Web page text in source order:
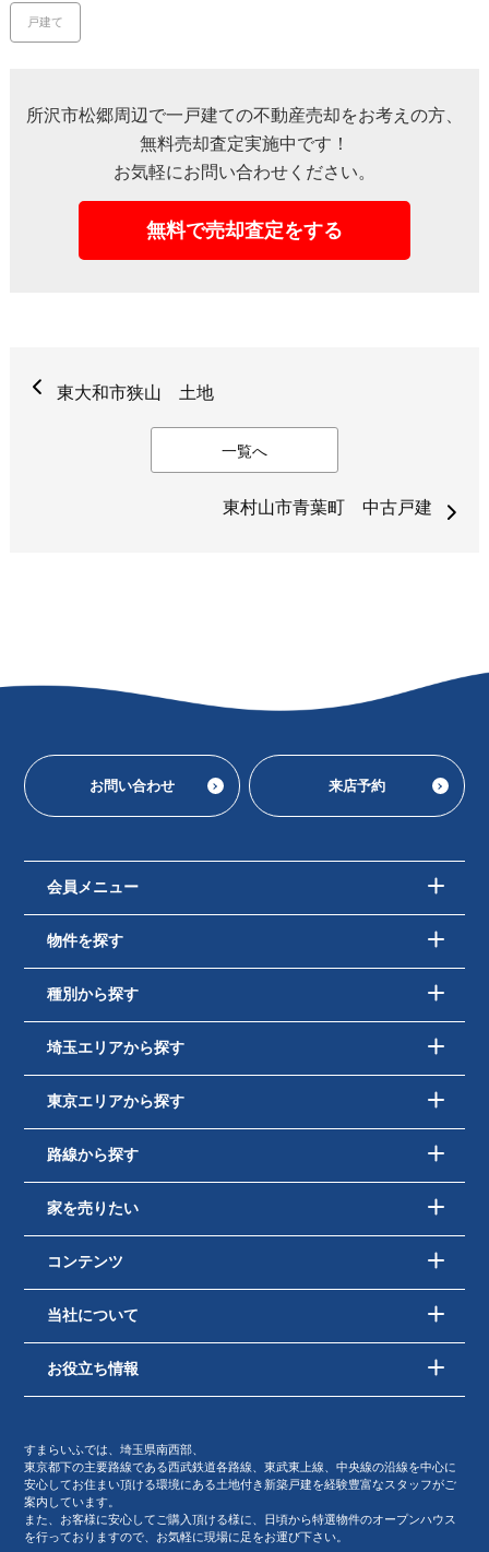
戸建て
所沢市松郷周辺で一戸建ての不動産売却をお考えの方、
無料売却査定実施中です！
お気軽にお問い合わせください。
無料で売却査定をする
東大和市狭山 土地
一覧へ
東村山市青葉町 中古戸建
お問い合わせ 来店予約
会員メニュー
物件を探す
種別から探す
埼玉エリアから探す
東京エリアから探す
路線から探す
家を売りたい
コンテンツ
当社について
お役立ち情報
すまらいふでは、埼玉県南西部、
東京都下の主要路線である西武鉄道各路線、東武東上線、中央線の沿線を中心に
安心してお住まい頂ける環境にある土地付き新築戸建を経験豊富なスタッフがご
案内しています。
また、お客様に安心してご購入頂ける様に、日頃から特選物件のオープンハウス
を行っておりますので、お気軽に現場に足をお運び下さい。